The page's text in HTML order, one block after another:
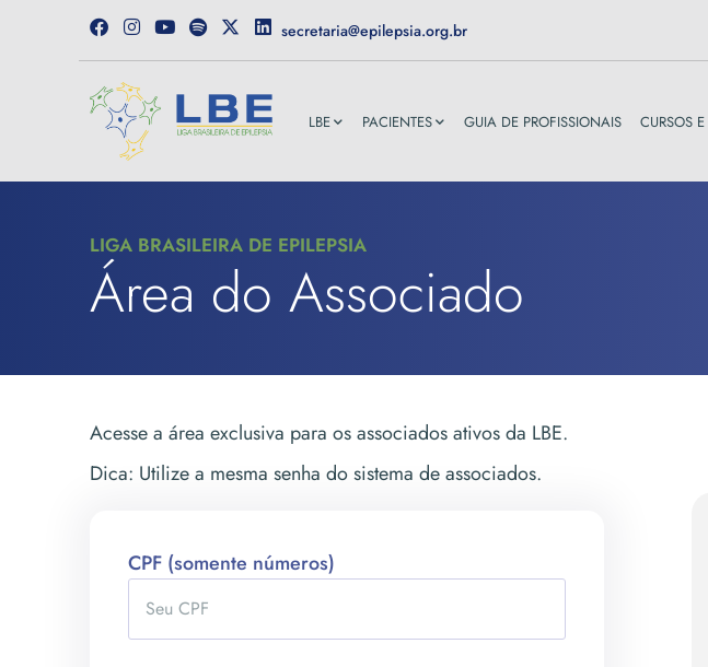
secretaria@epilepsia.org.br
LBE PACIENTES GUIA DE PROFISSIONAIS CURSOS
LIGA BRASILEIRA DE EPILEPSIA
Área do Associado
Acesse a área exclusiva para os associados ativos da LBE.
Dica: Utilize a mesma senha do sistema de associados.
CPF (somente números)